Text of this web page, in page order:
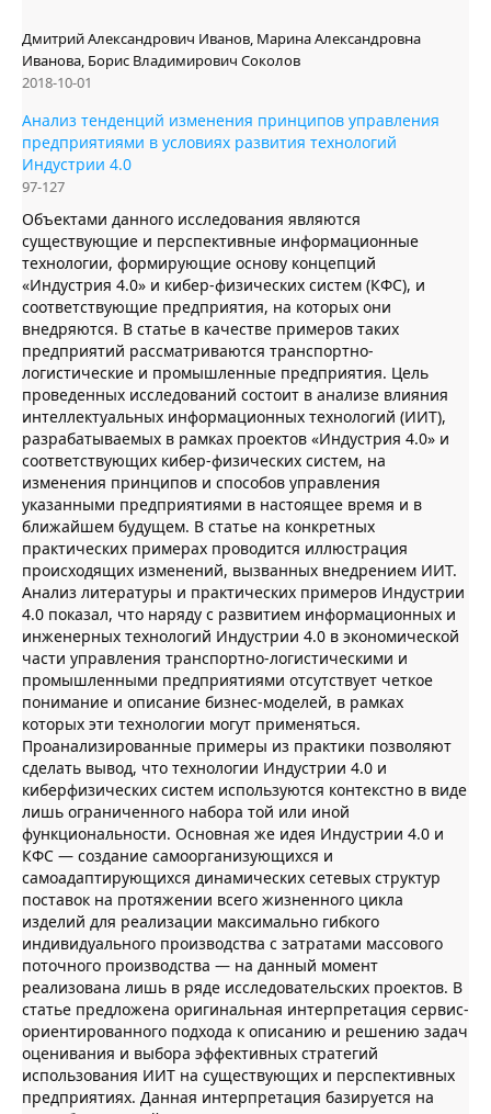
Дмитрий Александрович Иванов, Марина Александровна
Иванова, Борис Владимирович Соколов
2018-10-01
Анализ тенденций изменения принципов управления
предприятиями в условиях развития технологий
Индустрии 4.0
97-127
Объектами данного исследования являются
существующие и перспективные информационные
технологии, формирующие основу концепций
«Индустрия 4.0» и кибер-физических систем (КФС), и
соответствующие предприятия, на которых они
внедряются. В статье в качестве примеров таких
предприятий рассматриваются транспортно-
логистические и промышленные предприятия. Цель
проведенных исследований состоит в анализе влияния
интеллектуальных информационных технологий (ИИТ),
разрабатываемых в рамках проектов «Индустрия 4.0» и
соответствующих кибер-физических систем, на
изменения принципов и способов управления
указанными предприятиями в настоящее время и в
ближайшем будущем. В статье на конкретных
практических примерах проводится иллюстрация
происходящих изменений, вызванных внедрением ИИТ.
Анализ литературы и практических примеров Индустрии
4.0 показал, что наряду с развитием информационных и
инженерных технологий Индустрии 4.0 в экономической
части управления транспортно-логистическими и
промышленными предприятиями отсутствует четкое
понимание и описание бизнес-моделей, в рамках
которых эти технологии могут применяться.
Проанализированные примеры из практики позволяют
сделать вывод, что технологии Индустрии 4.0 и
киберфизических систем используются контекстно в виде
лишь ограниченного набора той или иной
функциональности. Основная же идея Индустрии 4.0 и
КФС — создание самоорганизующихся и
самоадаптирующихся динамических сетевых структур
поставок на протяжении всего жизненного цикла
изделий для реализации максимально гибкого
индивидуального производства с затратами массового
поточного производства — на данный момент
реализована лишь в ряде исследовательских проектов. В
статье предложена оригинальная интерпретация сервис-
ориентированного подхода к описанию и решению задач
оценивания и выбора эффективных стратегий
использования ИИТ на существующих и перспективных
предприятиях. Данная интерпретация базируется на